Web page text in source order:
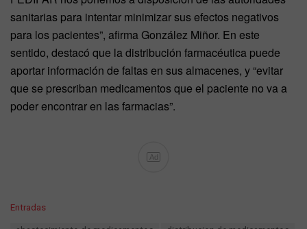
sanitarias para intentar minimizar sus efectos negativos
para los pacientes”, afirma González Miñor. En este
sentido, destacó que la distribución farmacéutica puede
aportar información de faltas en sus almacenes, y “evitar
que se prescriban medicamentos que el paciente no va a
poder encontrar en las farmacias”.
Ad
C
Entradas